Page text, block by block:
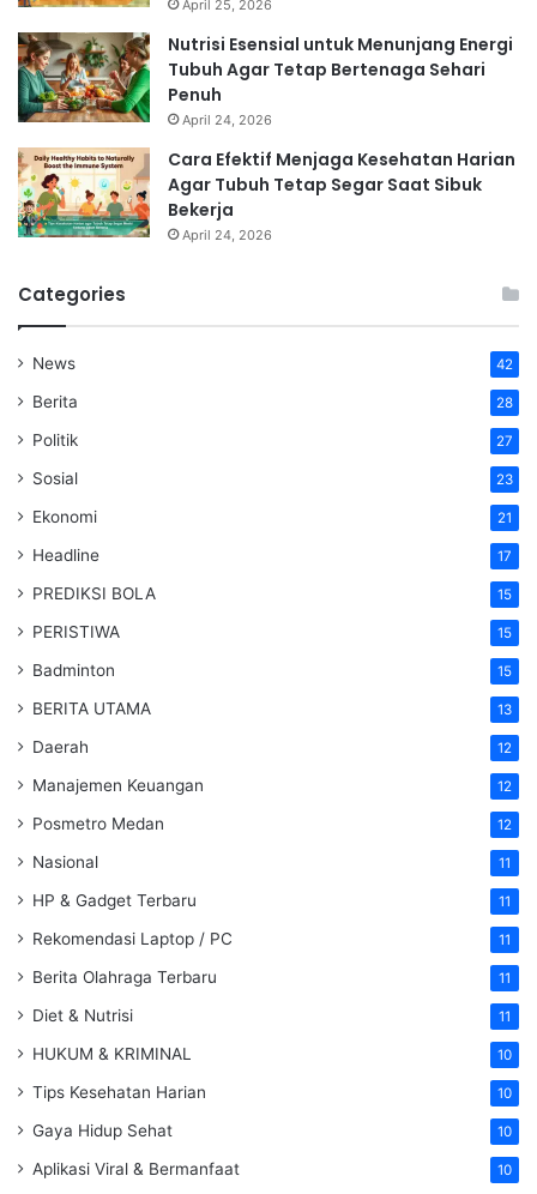
April 25, 2026
Nutrisi Esensial untuk Menunjang Energi
Tubuh Agar Tetap Bertenaga Sehari
Penuh
April 24, 2026
Cara Efektif Menjaga Kesehatan Harian
Agar Tubuh Tetap Segar Saat Sibuk
Bekerja
April 24, 2026
Categories
News 42
Berita 28
Politik 27
Sosial 23
Ekonomi 21
Headline 17
PREDIKSI BOLA 15
PERISTIWA 15
Badminton 15
BERITA UTAMA 13
Daerah 12
Manajemen Keuangan 12
Posmetro Medan 12
Nasional 11
HP & Gadget Terbaru 11
Rekomendasi Laptop / PC 11
Berita Olahraga Terbaru 11
Diet & Nutrisi 11
HUKUM & KRIMINAL 10
Tips Kesehatan Harian 10
Gaya Hidup Sehat 10
Aplikasi Viral & Bermanfaat 10